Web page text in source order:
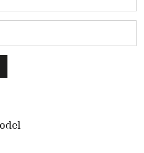
laten.